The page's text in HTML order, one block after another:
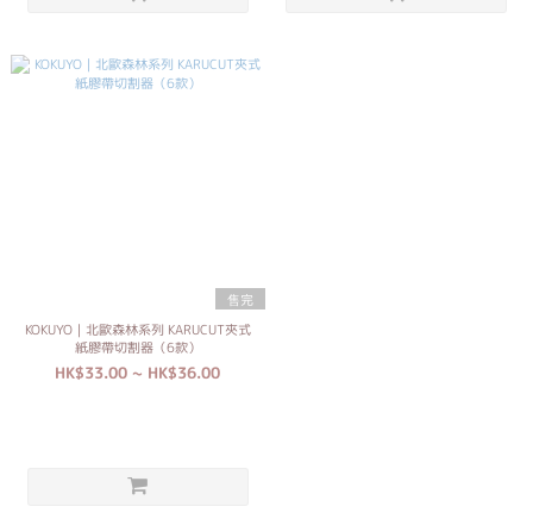
售完
KOKUYO｜北歐森林系列 KARUCUT夾式
紙膠帶切割器（6款）
HK$33.00 ~ HK$36.00